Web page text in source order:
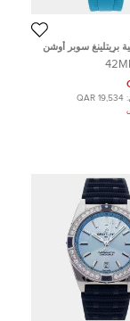
بريتلينغ سوبر أوشن
A17375211B2S1 أوتوماتيك ستانلس
19,534 QAR